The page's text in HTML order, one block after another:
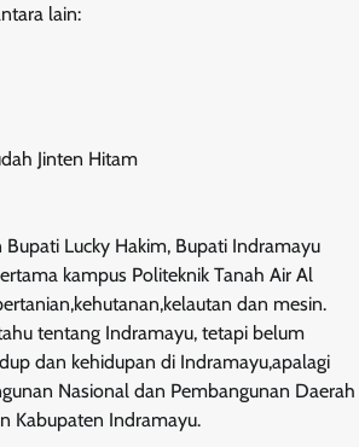
lain:
Jinten Hitam
Bupati Lucky Hakim, Bupati Indramayu
kampus Politeknik Tanah Air Al
dan mesin.
tentang Indramayu, tetapi belum
dan kehidupan di Indramayu,apalagi
Nasional dan Pembangunan Daerah
Kabupaten Indramayu.